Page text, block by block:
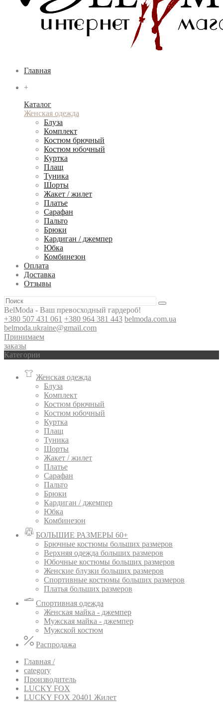
Главная
+
Каталог
Женская одежда
Блуза
Комплект
Костюм брючный
Костюм юбочный
Куртка
Плащ
Туника
Шорты
Жакет / жилет
Платье
Сарафан
Пальто
Брюки
Кардиган / джемпер
Юбка
Комбинезон
Оплата
Доставка
Отзывы
BelModa - Ваш превосходный гардероб!
+380 507 431 061 +380 964 381 443 belmoda.com.ua
belmoda.ukraine@gmail.com
Принимаем
заказы
Категории
Женская одежда
Блуза
Комплект
Костюм брючный
Костюм юбочный
Куртка
Плащ
Туника
Шорты
Жакет / жилет
Платье
Сарафан
Пальто
Брюки
Кардиган / джемпер
Юбка
Комбинезон
БОЛЬШИЕ РАЗМЕРЫ 60+
Брючные костюмы больших размеров
Верхняя одежда больших размеров
Юбочные костюмы больших размеров
Женские блузки больших размеров
Спортивные костюмы больших размеров
Платья больших размеров
Спортивная одежда
Женская майка - джемпер
Мужская майка - джемпер
Мужской костюм
Распродажа
Главная /
category
Производитель
LUCKY FOX
LUCKY FOX 20401 Жилет